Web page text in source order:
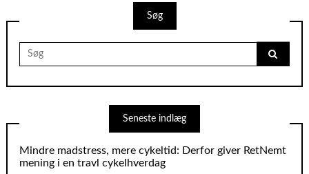
Søg
Search
for:
Seneste indlæg
Mindre madstress, mere cykeltid: Derfor giver RetNemt
mening i en travl cykelhverdag